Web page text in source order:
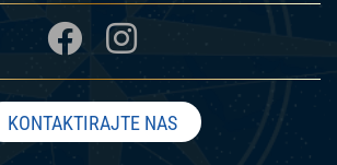
KONTAKTIRAJTE NAS